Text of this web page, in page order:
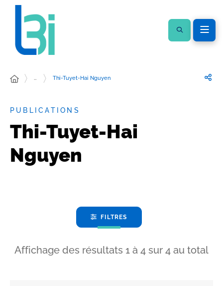
… Thi-Tuyet-Hai Nguyen
PUBLICATIONS
Thi-Tuyet-Hai
Nguyen
FILTRES
Affichage des résultats 1 à 4 sur 4 au total